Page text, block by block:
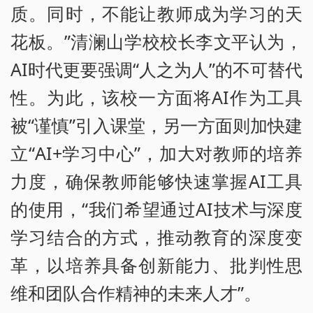
质。同时，不能让教师成为学习的天
花板。”清澜山学校校长李文平认为，
AI时代更要强调“人之为人”的不可替代
性。为此，该校一方面将AI作为工具
被“谨慎”引入课堂，另一方面则加快建
立“AI+学习中心”，加大对教师的培养
力度，确保教师能够快速掌握AI工具
的使用，“我们希望通过AI技术与深度
学习结合的方式，推动教育的深度变
革，以培养具备创新能力、批判性思
维和团队合作精神的未来人才”。